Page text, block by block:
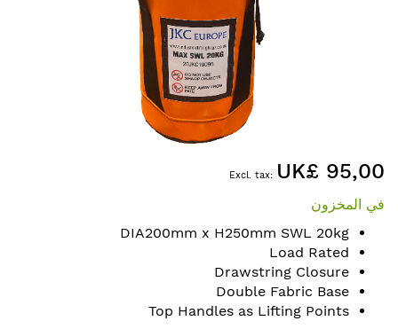
to
beginning
the
images
gallery
UK£ 95,00
في المخزون
DIA200mm x H250mm SWL 20kg
Load Rated
Drawstring Closure
Double Fabric Base
Top Handles as Lifting Points